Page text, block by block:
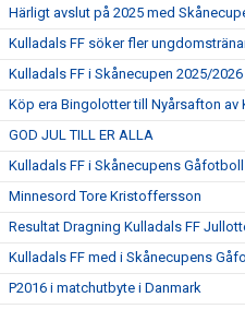
Härligt avslut på 2025 med
Kulladals FF söker fler
Kulladals FF i Skånecupen 2025/2026
Köp era Bingolotter till Nyårsafton av
GOD JUL TILL ER ALLA
Kulladals FF i Skånecupens Gåfotboll
Minnesord Tore Kristoffersson
Resultat Dragning Kulladals FF
Kulladals FF med i Skånecupens
P2016 i matchutbyte i Danmark